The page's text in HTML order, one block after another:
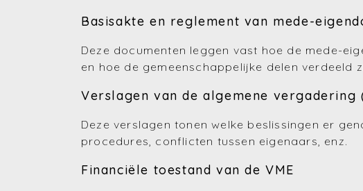
Basisakte en reglement van mede-
Deze documenten leggen vast hoe de mede-
en hoe de gemeenschappelijke delen verdeeld
Verslagen van de algemene
Deze verslagen tonen welke beslissingen er
procedures, conflicten tussen eigenaars, enz.
Financiële toestand van de VME